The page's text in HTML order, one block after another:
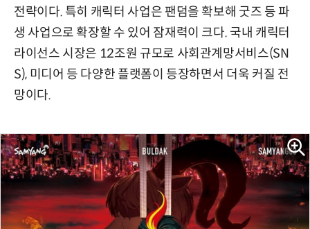
전략이다. 특히 캐릭터 사업은 팬덤을 확보해 굿즈 등 파
생 사업으로 확장할 수 있어 잠재력이 크다. 국내 캐릭터
라이선스 시장은 12조원 규모로 사회관계망서비스(SN
S), 미디어 등 다양한 플랫폼이 등장하면서 더욱 커질 전
망이다.